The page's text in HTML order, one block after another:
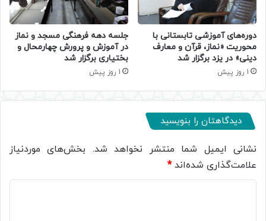
دوره‌های آموزشی تابستانی با
محوریت «نماز، قرآن و معارف
دینی» در یزد برگزار شد
1 روز پیش
جلسه دهه فرهنگی مسجد و نماز
در آموزش و پرورش چهارمحال و
بختیاری برگزار شد
1 روز پیش
دیدگاهتان را بنویسید
نشانی ایمیل شما منتشر نخواهد شد. بخش‌های موردنیاز
علامت‌گذاری شده‌اند*